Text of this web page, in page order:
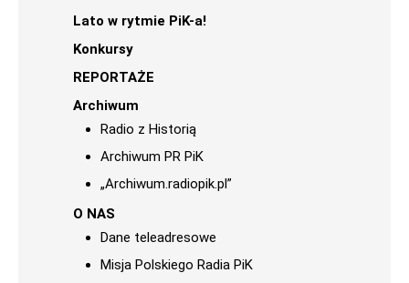
Lato w rytmie PiK-a!
Konkursy
REPORTAŻE
Archiwum
Radio z Historią
Archiwum PR PiK
„Archiwum.radiopik.pl”
O NAS
Dane teleadresowe
Misja Polskiego Radia PiK